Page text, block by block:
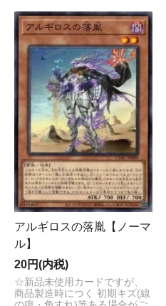
アルギロスの落胤【ノーマ
ル】
20円(内税)
☆新品未使用カードですが、
商品製造時につく 初期キズ(線